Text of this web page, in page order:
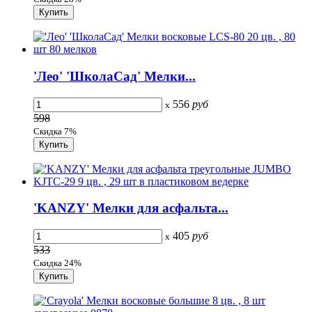
'Лео' 'ШколаСад' Мелки...
x 556 руб
598
Скидка 7%
'KANZY' Мелки для асфальта...
x 405 руб
533
Скидка 24%